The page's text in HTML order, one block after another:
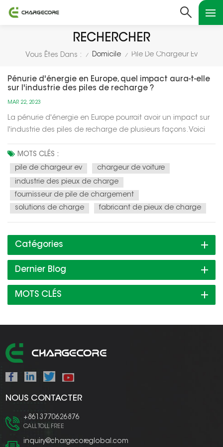
RECHERCHER
Vous Êtes Dans : / Domicile / Pile De Chargeur Ev
Pénurie d'énergie en Europe, quel impact aura-t-elle
sur l'industrie des piles de recharge ?
MAR 22, 2023
La pénurie d'énergie en Europe pourrait avoir un impact sur
l'industrie des piles de recharge de plusieurs façons. Voici
solutions de recharge intelligentes : avec une pénurie
d'énergie, il peut y avoir un besoin accru de solutions de
recharge intelli...
MOTS CLÉS :
pile de chargeur ev
chargeur de voiture
industrie des pieux de charge
fournisseur de pile de chargement
solutions de charge
fabricant de pieux de charge
Catégories
Dernier Blog
MOTS CLÉS
NOUS CONTACTER
+8613770626876
CALL TOLL FREE
inquiry@chargecoreglobal.com